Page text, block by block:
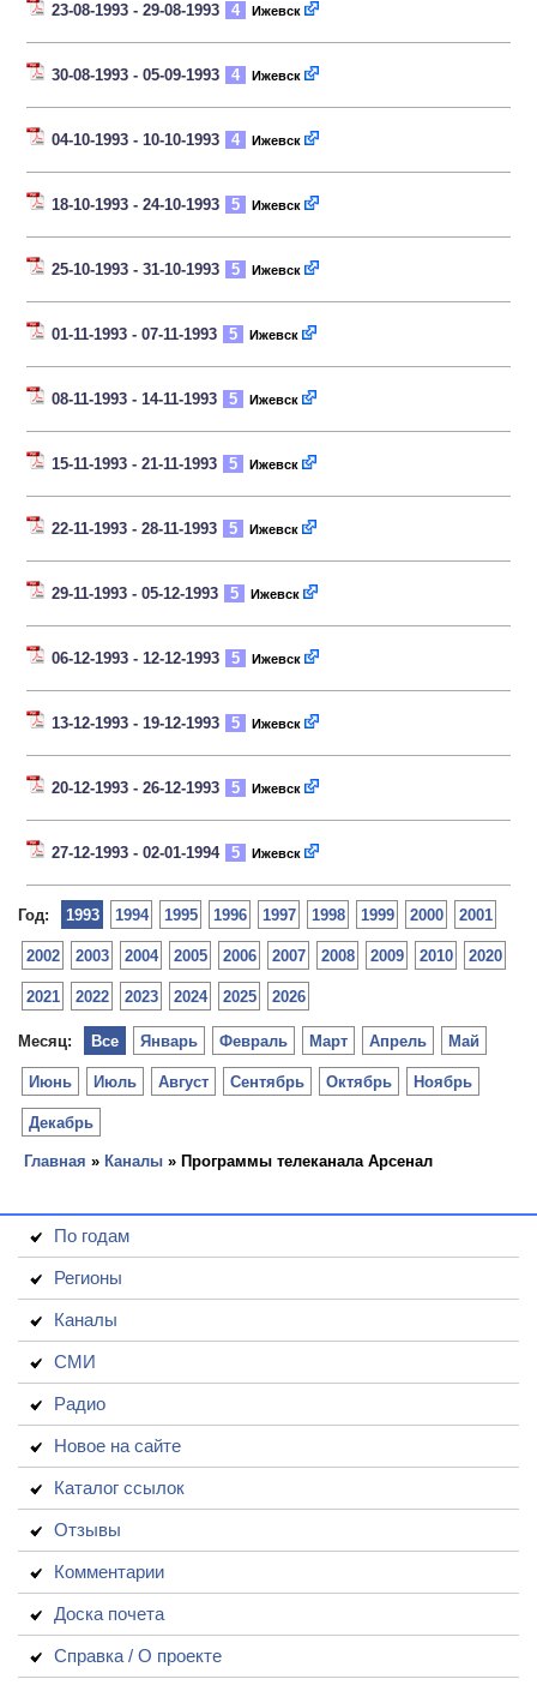
23-08-1993 - 29-08-1993 4 Ижевск
30-08-1993 - 05-09-1993 4 Ижевск
04-10-1993 - 10-10-1993 4 Ижевск
18-10-1993 - 24-10-1993 5 Ижевск
25-10-1993 - 31-10-1993 5 Ижевск
01-11-1993 - 07-11-1993 5 Ижевск
08-11-1993 - 14-11-1993 5 Ижевск
15-11-1993 - 21-11-1993 5 Ижевск
22-11-1993 - 28-11-1993 5 Ижевск
29-11-1993 - 05-12-1993 5 Ижевск
06-12-1993 - 12-12-1993 5 Ижевск
13-12-1993 - 19-12-1993 5 Ижевск
20-12-1993 - 26-12-1993 5 Ижевск
27-12-1993 - 02-01-1994 5 Ижевск
Год: 1993 1994 1995 1996 1997 1998 1999 2000 2001
2002 2003 2004 2005 2006 2007 2008 2009 2010 2020
2021 2022 2023 2024 2025 2026
Месяц: Январь Февраль Март Апрель Май
Июнь Июль Август Сентябрь Октябрь Ноябрь
Декабрь
Все
Главная » Каналы » Программы телеканала Арсенал
По годам
Регионы
Каналы
СМИ
Радио
Новое на сайте
Каталог ссылок
Отзывы
Комментарии
Доска почета
Справка / О проекте